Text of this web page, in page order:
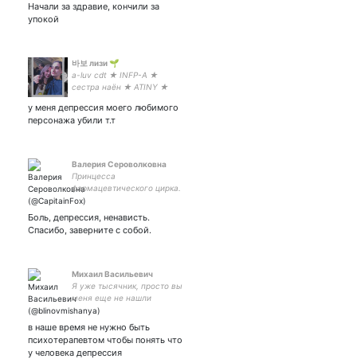
Начали за здравие, кончили за
упокой
바보 лизи 🌱
a-luv cdt ★ INFP-A ★
сестра наён ★ ATINY ★
A.C.E 09.20.21 1:46
у меня депрессия моего любимого
персонажа убили т.т
Валерия Сероволковна
Принцесса
фармацевтического цирка.
Дендрофекальный
Боль, депрессия, ненависть.
Спасибо, заверните с собой.
Михаил Васильевич
Я уже тысячник, просто вы
меня еще не нашли
в наше время не нужно быть
психотерапевтом чтобы понять что
у человека депрессия